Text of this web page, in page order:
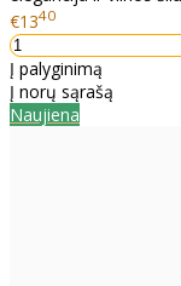
€1340
Į palyginimą
Į norų sąrašą
Naujiena